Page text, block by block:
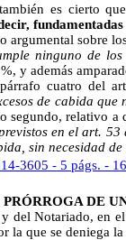
es cierto
argumental sobre
ninguno de
y además
cuatro del
de cabida
segundo, relativo a
en el art.
sin necesidad
3605 - 5 págs. -
PRÓRROGA DE
del Notariado, en
la que se deniega